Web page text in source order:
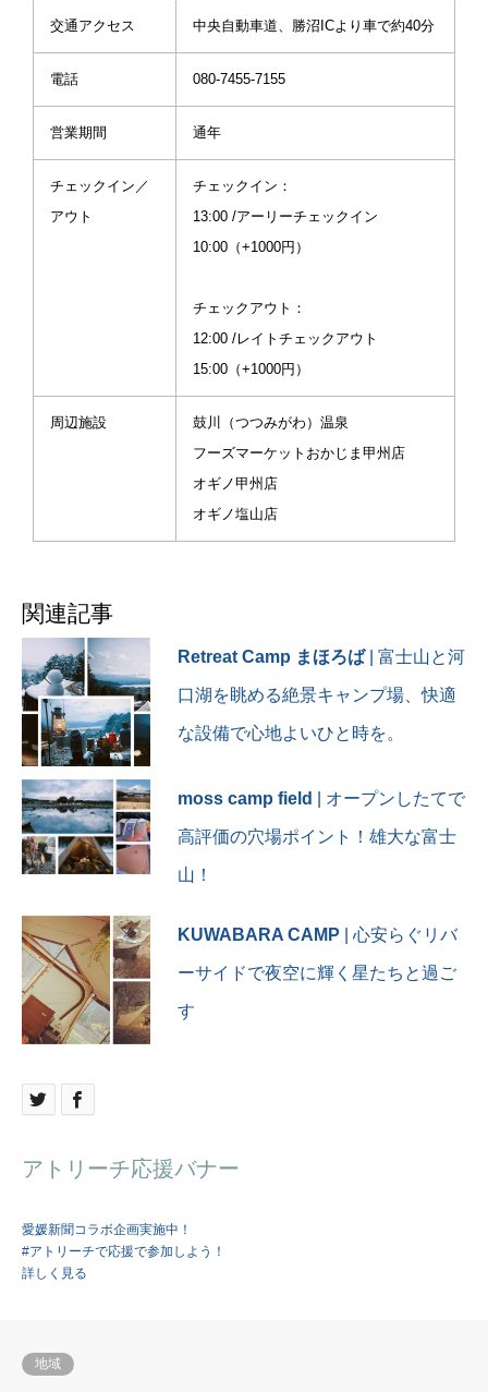
ミキャン好きな人と繋がり
たい #フレンチブルドッグ
#キャンプ犬 #ハイエース
イエース200系 #ハイエー
スカスタム #ハイエース好
ンプ場 #山梨キャンプ
#7inchcamp #7inchcamp
ャンプ初心者 #キャンプ好
きな人と繋がりたい #キャ
ンプ道具沼 #キャンプ場 #
交通アクセス 中央自動車道、勝沼ICより車で約40分
電話 080-7455-7155
営業期間 通年
チェックイン／
アウト
チェックイン：
13:00 /アーリーチェックイン
10:00（+1000円）
チェックアウト：
12:00 /レイトチェックアウト
15:00（+1000円）
周辺施設
鼓川（つつみがわ）温泉
フーズマーケットおかじま甲州店
オギノ甲州店
オギノ塩山店
関連記事
Retreat Camp まほろば| 富士山と河
口湖を眺める絶景キャンプ場、快適
な設備で心地よいひと時を。
moss camp field | オープンしたてで
高評価の穴場ポイント！雄大な富士
山！
KUWABARA CAMP | 心安らぐリバ
ーサイドで夜空に輝く星たちと過ご
す
アトリーチ応援バナー
愛媛新聞コラボ企画実施中！
#アトリーチで応援で参加しよう！
詳しく見る
地域